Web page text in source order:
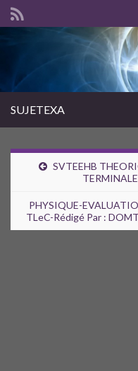
SUJETEXA
SVTEEHB
PHYSIQUE-
TLeC-Rédigé Par :